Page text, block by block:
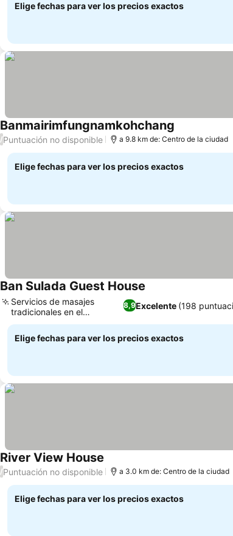
Elige fechas para ver los precios exactos
Banmairimfungnamkohchang
/Puntuación no disponible a 9.8 km de: Centro de la ciudad
Elige fechas para ver los precios exactos
Ban Sulada Guest House
8,9Excelente (198
Servicios de masajes
tradicionales en el
alojamiento
Elige fechas para ver los precios exactos
River View House
/Puntuación no disponible a 3.0 km de: Centro de la ciudad
Elige fechas para ver los precios exactos